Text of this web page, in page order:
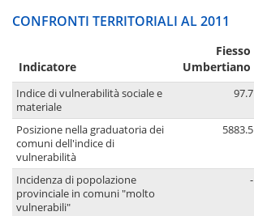
CONFRONTI TERRITORIALI AL 2011
Indicatore
Fiesso
Umbertiano
Indice di vulnerabilità sociale e
materiale
97.7
Posizione nella graduatoria dei
comuni dell'indice di
vulnerabilità
5883.5
Incidenza di popolazione
provinciale in comuni "molto
vulnerabili"
-